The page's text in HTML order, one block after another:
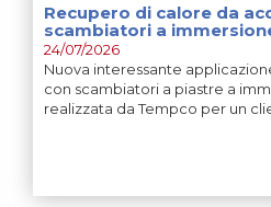
Recupero di calore da
scambiatori a
24/07/2026
Nuova interessante
con scambiatori a piastre a
realizzata da Tempco per un